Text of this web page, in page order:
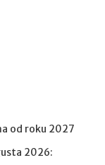
od roku 2027
2026: